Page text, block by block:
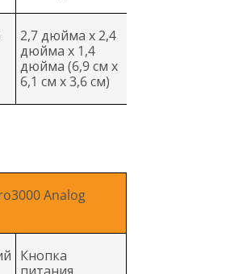
2,7 дюйма x 2,4
дюйма x 1,4
дюйма (6,9 см x
6,1 см x 3,6 см)
Analog
Кнопка
питания